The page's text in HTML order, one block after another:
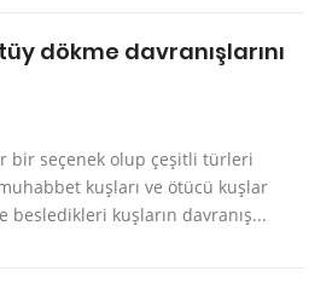
dökme davranışlarını
bir seçenek olup çeşitli türleri
kuşları ve ötücü kuşlar
besledikleri kuşların davranış...